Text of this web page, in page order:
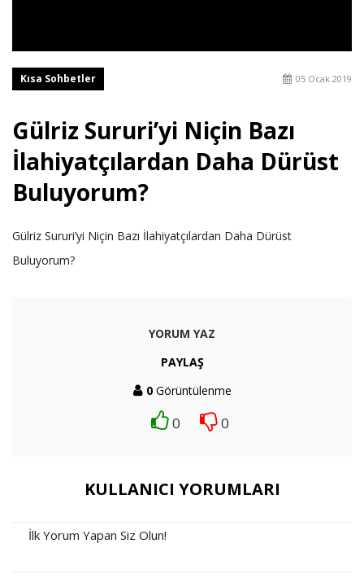
Kısa Sohbetler 05 Ocak 2019
Gülriz Sururi’yi Niçin Bazı
İlahiyatçılardan Daha Dürüst
Buluyorum?
Gülriz Sururi’yi Niçin Bazı İlahiyatçılardan Daha Dürüst
Buluyorum?
YORUM YAZ
PAYLAŞ
0Görüntülenme
0 0
KULLANICI YORUMLARI
İlk Yorum Yapan Siz Olun!